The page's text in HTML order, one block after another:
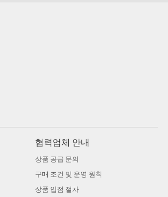
협력업체 안내
상품 공급 문의
구매 조건 및 운영 원칙
상품 입점 절차